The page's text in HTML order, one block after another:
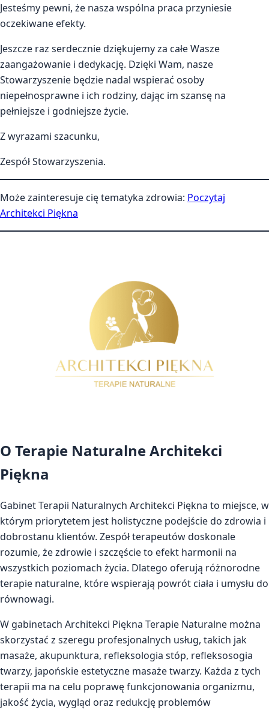
Jesteśmy pewni, że nasza wspólna praca przyniesie
oczekiwane efekty.
Jeszcze raz serdecznie dziękujemy za całe Wasze
zaangażowanie i dedykację. Dzięki Wam, nasze
Stowarzyszenie będzie nadal wspierać osoby
niepełnosprawne i ich rodziny, dając im szansę na
pełniejsze i godniejsze życie.
Z wyrazami szacunku,
Zespół Stowarzyszenia.
Może zainteresuje cię tematyka zdrowia: Poczytaj
Architekci Piękna
O Terapie Naturalne Architekci
Piękna
Gabinet Terapii Naturalnych Architekci Piękna to miejsce, w
którym priorytetem jest holistyczne podejście do zdrowia i
dobrostanu klientów. Zespół terapeutów doskonale
rozumie, że zdrowie i szczęście to efekt harmonii na
wszystkich poziomach życia. Dlatego oferują różnorodne
terapie naturalne, które wspierają powrót ciała i umysłu do
równowagi.
W gabinetach Architekci Piękna Terapie Naturalne można
skorzystać z szeregu profesjonalnych usług, takich jak
masaże, akupunktura, refleksologia stóp, refleksosogia
twarzy, japońskie estetyczne masaże twarzy. Każda z tych
terapii ma na celu poprawę funkcjonowania organizmu,
jakość życia, wygląd oraz redukcję problemów